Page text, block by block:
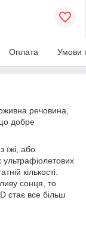
Оплата Умови
речовина,
добре
їжі, або
кількості.
сонця, то
стає все більш